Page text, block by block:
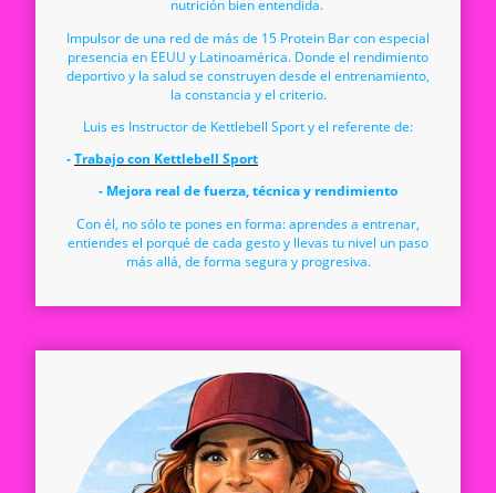
nutrición bien entendida.
Impulsor de una red de más de 15 Protein Bar con especial
presencia en EEUU y Latinoamérica. Donde el rendimiento
deportivo y la salud se construyen desde el entrenamiento,
la constancia y el criterio.
Luis es Instructor de Kettlebell Sport y el referente de:
-Trabajo con Kettlebell Sport
- Mejora real de fuerza, técnica y rendimiento
Con él, no sólo te pones en forma: aprendes a entrenar,
entiendes el porqué de cada gesto y llevas tu nivel un paso
más allá, de forma segura y progresiva.